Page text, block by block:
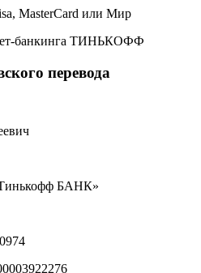
MasterCard или Мир
банкинга ТИНЬКОФФ
перевода
БАНК»